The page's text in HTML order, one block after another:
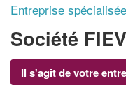
Entreprise
Société
Il s'agit de votre